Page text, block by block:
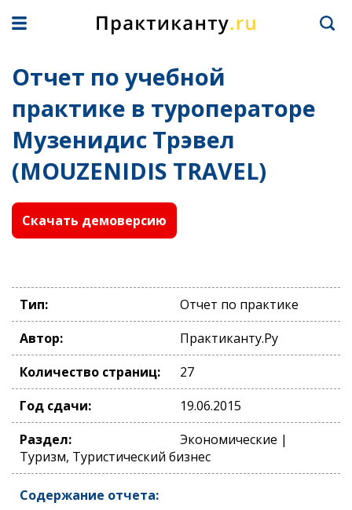
Отчет по учебной
практике в туроператоре
Музенидис Трэвел
(MOUZENIDIS TRAVEL)
Скачать демоверсию
Тип:
Отчет по практике
Автор:
Практиканту.Ру
Количество страниц:
27
Год сдачи:
19.06.2015
Раздел:
Экономические |
Туризм, Туристический бизнес
Содержание отчета: